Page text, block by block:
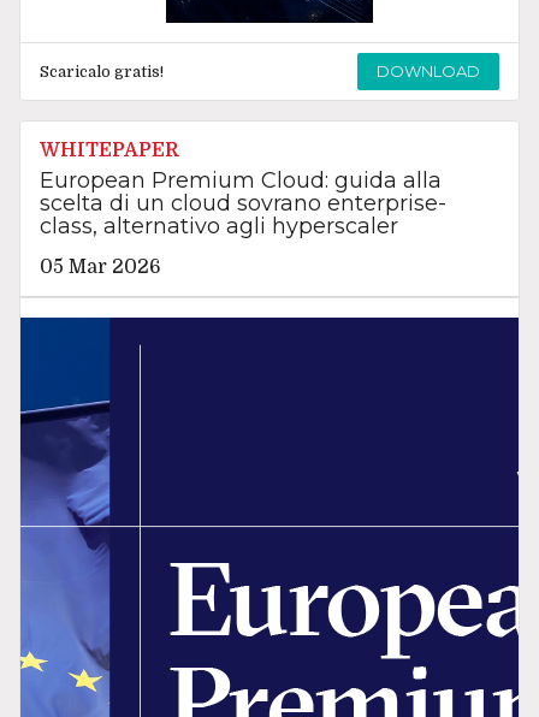
Scaricalo gratis! DOWNLOAD
WHITEPAPER
European Premium Cloud: guida alla
scelta di un cloud sovrano enterprise-
class, alternativo agli hyperscaler
05 Mar 2026